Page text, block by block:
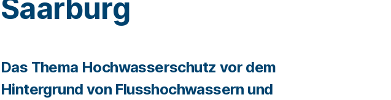
Saarburg
Das Thema Hochwasserschutz vor dem
Hintergrund von Flusshochwassern und